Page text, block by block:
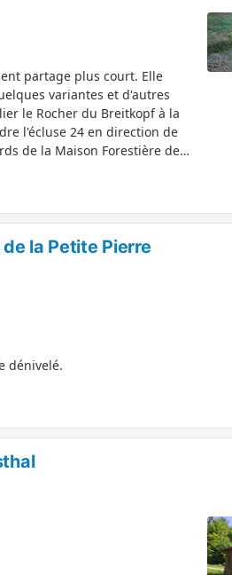
partage plus court. Elle
variantes et d'autres
le Rocher du Breitkopf à la
l'écluse 24 en direction de
de la Maison Forestière de
la Petite Pierre
dénivelé.